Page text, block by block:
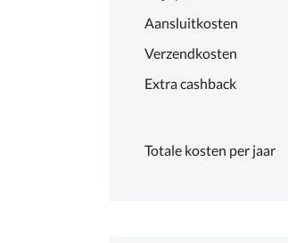
Aansluitkosten
Verzendkosten
Extra cashback
Totale kosten per jaar